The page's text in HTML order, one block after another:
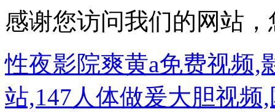
感谢您访问我们的网站
性夜影院爽黄a免费视频,
站,147人体做爰大胆视